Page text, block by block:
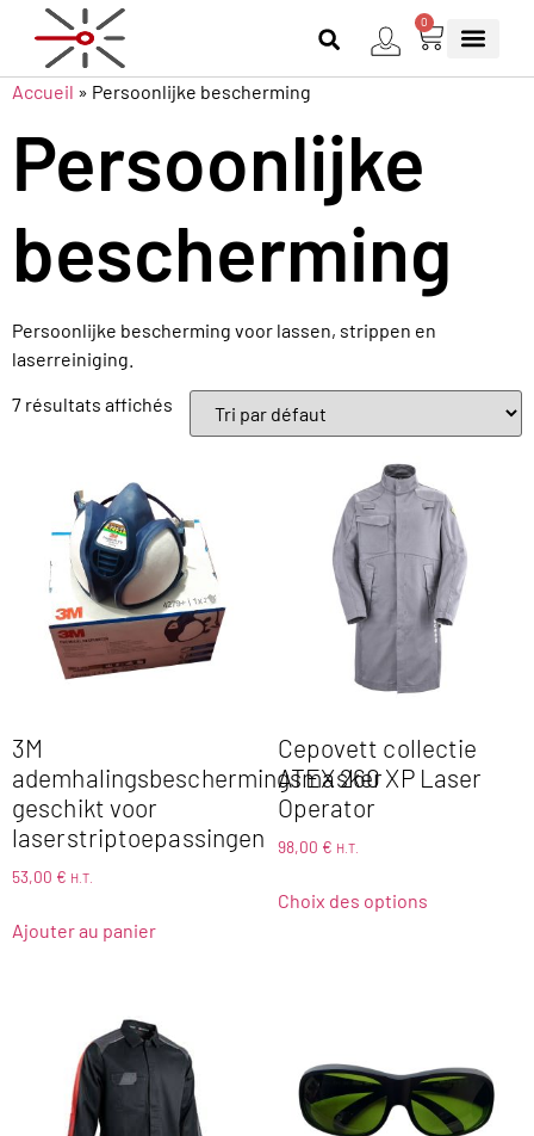
0
Accueil » Persoonlijke bescherming
Persoonlijke
bescherming
Persoonlijke bescherming voor lassen, strippen en
laserreiniging.
7 résultats affichés
3M
ademhalingsbeschermingsmasker
geschikt voor
laserstriptoepassingen
53,00 € H.T.
Ajouter au panier
Cepovett collectie
ATEX 260 XP Laser
Operator
98,00 € H.T.
Choix des options